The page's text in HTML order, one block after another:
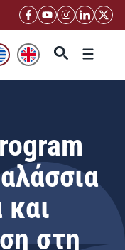
Μενού
στη